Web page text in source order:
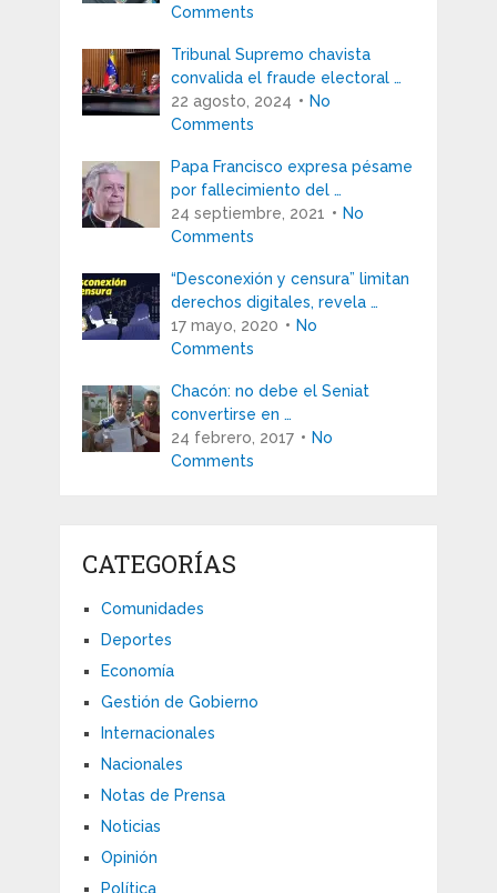
Comments
Tribunal Supremo chavista
convalida el fraude electoral …
22 agosto, 2024
No
Comments
Papa Francisco expresa pésame
por fallecimiento del …
24 septiembre, 2021
No
Comments
“Desconexión y censura” limitan
derechos digitales, revela …
17 mayo, 2020
No
Comments
Chacón: no debe el Seniat
convertirse en …
24 febrero, 2017
No
Comments
CATEGORÍAS
Comunidades
Deportes
Economía
Gestión de Gobierno
Internacionales
Nacionales
Notas de Prensa
Noticias
Opinión
Política